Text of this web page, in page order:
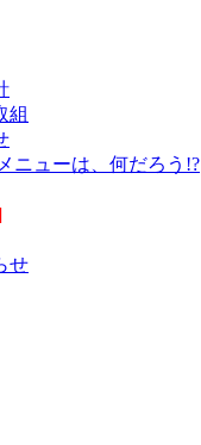
組
ニューは、何だろう!?
せ